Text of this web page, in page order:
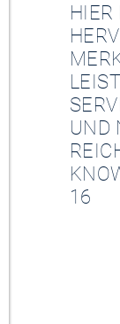
HIER
UND
16